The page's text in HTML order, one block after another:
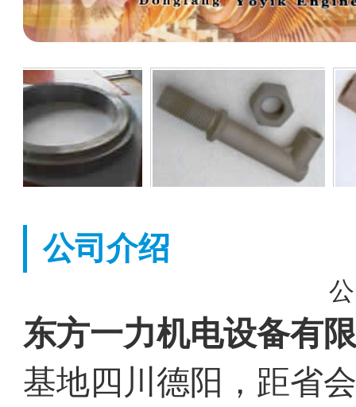
公司介绍
东方一力机电设备有
基地四川德阳，距省